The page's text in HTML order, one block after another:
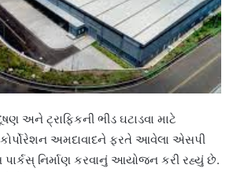
અને ટ્રાફિકની ભીડ ઘટાડવા માટે
અમદાવાદને ફરતે આવેલા એસપી
પાર્કસ્ નિર્માણ કરવાનું આયોજન કરી રહ્યું છે.